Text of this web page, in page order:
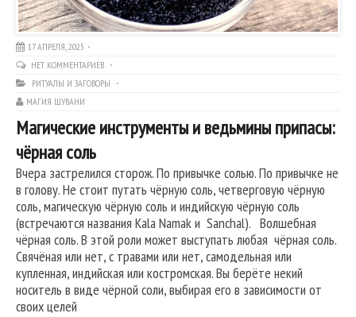
17 АПРЕЛЯ, 2025
НЕТ КОММЕНТАРИЕВ
РИТУАЛЫ И ЗАГОВОРЫ
МАГИЯ ШУВАНИ
Магические инструменты и ведьмины припасы:
чёрная соль
Вчера застрелился сторож. По привычке солью. По привычке не
в голову. Не стоит путать чёрную соль, четверговую чёрную
соль, магическую чёрную соль и индийскую чёрную соль
(встречаются названия Kala Namak и Sanchal). Волшебная
чёрная соль. В этой роли может выступать любая чёрная соль.
Свячёная или нет, с травами или нет, самодельная или
купленная, индийская или костромская. Вы берёте некий
носитель в виде чёрной соли, выбирая его в зависимости от
своих целей